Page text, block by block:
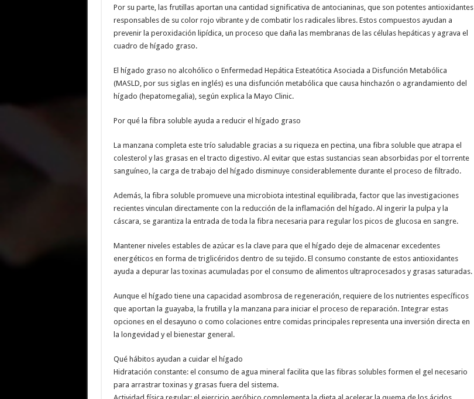
Por su parte, las frutillas aportan una cantidad significativa de antocianinas, que son potentes antioxidantes
responsables de su color rojo vibrante y de combatir los radicales libres. Estos compuestos ayudan a
prevenir la peroxidación lipídica, un proceso que daña las membranas de las células hepáticas y agrava el
cuadro de hígado graso.
El hígado graso no alcohólico o Enfermedad Hepática Esteatótica Asociada a Disfunción Metabólica
(MASLD, por sus siglas en inglés) es una disfunción metabólica que causa hinchazón o agrandamiento del
hígado (hepatomegalia), según explica la Mayo Clinic.
Por qué la fibra soluble ayuda a reducir el hígado graso
La manzana completa este trío saludable gracias a su riqueza en pectina, una fibra soluble que atrapa el
colesterol y las grasas en el tracto digestivo. Al evitar que estas sustancias sean absorbidas por el torrente
sanguíneo, la carga de trabajo del hígado disminuye considerablemente durante el proceso de filtrado.
Además, la fibra soluble promueve una microbiota intestinal equilibrada, factor que las investigaciones
recientes vinculan directamente con la reducción de la inflamación del hígado. Al ingerir la pulpa y la
cáscara, se garantiza la entrada de toda la fibra necesaria para regular los picos de glucosa en sangre.
Mantener niveles estables de azúcar es la clave para que el hígado deje de almacenar excedentes
energéticos en forma de triglicéridos dentro de su tejido. El consumo constante de estos antioxidantes
ayuda a depurar las toxinas acumuladas por el consumo de alimentos ultraprocesados y grasas saturadas.
Aunque el hígado tiene una capacidad asombrosa de regeneración, requiere de los nutrientes específicos
que aportan la guayaba, la frutilla y la manzana para iniciar el proceso de reparación. Integrar estas
opciones en el desayuno o como colaciones entre comidas principales representa una inversión directa en
la longevidad y el bienestar general.
Qué hábitos ayudan a cuidar el hígado
Hidratación constante: el consumo de agua mineral facilita que las fibras solubles formen el gel necesario
para arrastrar toxinas y grasas fuera del sistema.
Actividad física regular: el ejercicio aeróbico complementa la dieta al acelerar la quema de los ácidos